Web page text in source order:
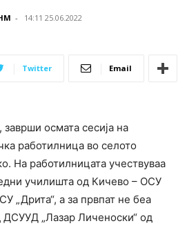
- 14:11 25.06.2022
Twitter Email
осмата сесија на
работилница во селото
На работилницата учествуваа
училишта од Кичево – ОСУ
„Дрита“, а за првпат не беа
„Лазар Личеноски“ од